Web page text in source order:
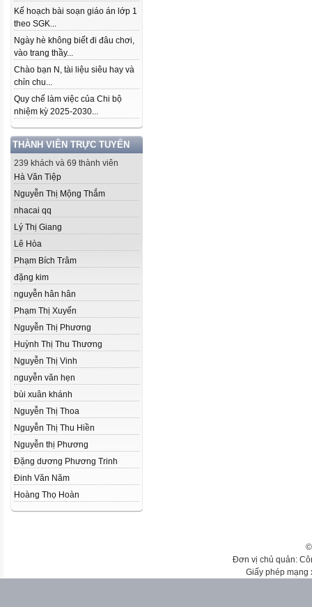
Kế hoạch bài soạn giáo án lớp 1
theo SGK...
Ngày hè không biết đi đâu chơi,
vào trang thầy...
Chào bạn N, tài liệu siêu hay và
chỉn chu...
Quy chế làm việc của Chi bộ
nhiệm kỳ 2025-2030...
THÀNH VIÊN TRỰC TUYẾN
239 khách và 69 thành viên
Hà Văn Tiệp
Nguyễn Thị Mộng Thắm
nhacai qq
Lý Thị Giang
Lê Hòa
Phạm Bích Trâm
đặng kim
nguyễn hân hân
Phạm Thị Xuyến
Nguyễn Thị Phương
Huỳnh Thị Thu Thương
Nguyễn Thị Vinh
nguyễn văn hẹn
bùi xuân khánh
Nguyễn Thị Thoa
Nguyễn Thị Thu Hiền
Nguyễn thị Phương
Đặng dương Phương Trinh
Đinh Văn Năm
Hoàng Thọ Hoàn
Đơn vị chủ quản:
Giấy phép mạng